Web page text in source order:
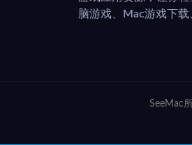
脑游戏、Mac游戏下载
SeeMac